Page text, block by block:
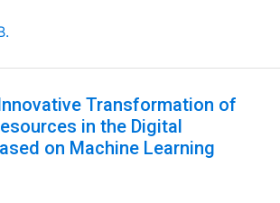
Transformation of
in the Digital
on Machine Learning